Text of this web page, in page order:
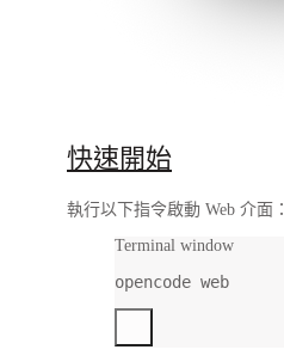
快速開始
執行以下指令啟動 Web 介面：
Terminal window
opencode web